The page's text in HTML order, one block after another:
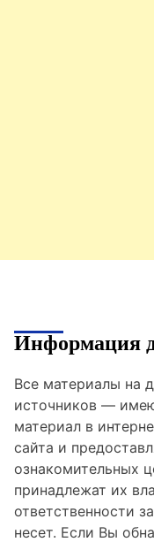
Информация
Все материалы на
источников —
материал в
сайта и
ознакомительных
принадлежат их
ответственности
несет. Если Вы